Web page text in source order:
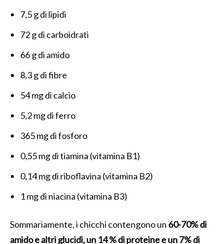
7,5 g di lipidi
72 g di carboidrati
66 g di amido
8,3 g di fibre
54 mg di calcio
5,2 mg di ferro
365 mg di fosforo
0,55 mg di tiamina (vitamina B1)
0,14 mg di riboflavina (vitamina B2)
1 mg di niacina (vitamina B3)
Sommariamente, i chicchi contengono un 60-70% di
amido e altri glucidi, un 14 % di proteine e un 7% di